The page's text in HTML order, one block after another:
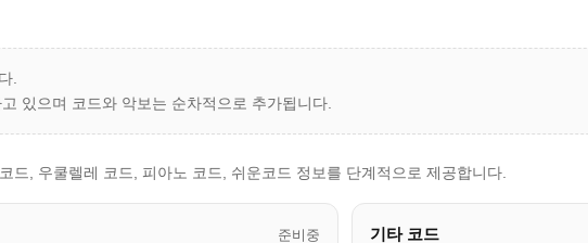
.
있으며 코드와 악보는 순차적으로 추가됩니다.
드, 우쿨렐레 코드, 피아노 코드, 쉬운코드 정보를 단계적으로 제공합니다.
준비중 기타 코드